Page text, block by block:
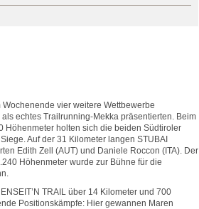
vier weitere Wettbewerbe
echtes Trailrunning-Mekka präsentierten. Beim
Höhenmeter holten sich die beiden Südtiroler
Auf der 31 Kilometer langen STUBAI
Edith Zell (AUT) und Daniele Roccon (ITA). Der
Höhenmeter wurde zur Bühne für die
TRAIL über 14 Kilometer und 700
Positionskämpfe: Hier gewannen Maren